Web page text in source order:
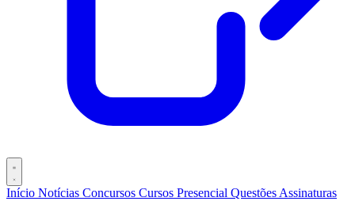
Início Notícias Concursos Cursos Presencial Questões Assinaturas